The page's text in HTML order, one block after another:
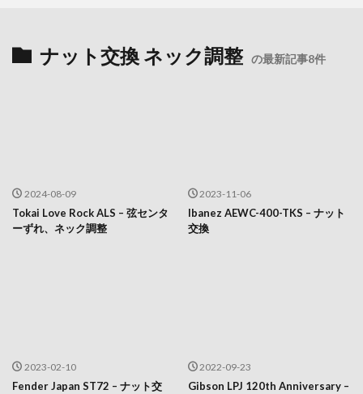
ナット交換 ネック調整 の最新記事8件
2024-08-09
Tokai Love Rock ALS – 弦センタ
ーずれ、ネック調整
2023-11-06
Ibanez AEWC-400-TKS – ナット
交換
2023-02-10
Fender Japan ST72 – ナット交
2022-09-23
Gibson LPJ 120th Anniversary –